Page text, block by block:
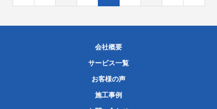
会社概要
サービス一覧
お客様の声
施工事例